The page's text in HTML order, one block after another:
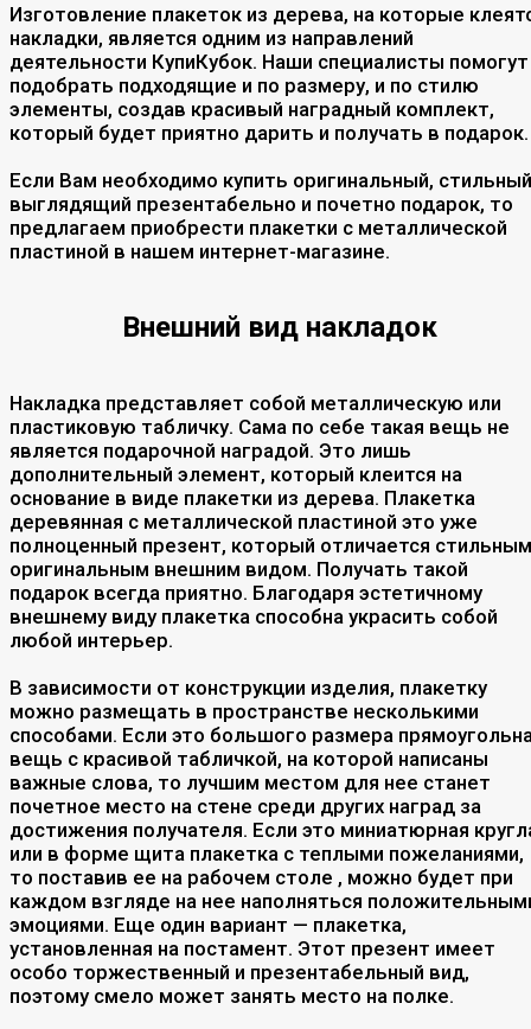
Изготовление плакеток из дерева, на которые
накладки, является одним из направлений
деятельности КупиКубок. Наши специалисты помогут
подобрать подходящие и по размеру, и по стилю
элементы, создав красивый наградный комплект,
который будет приятно дарить и получать в подарок.
Если Вам необходимо купить оригинальный,
выглядящий презентабельно и почетно подарок, то
предлагаем приобрести плакетки с металлической
пластиной в нашем интернет-магазине.
Внешний вид накладок
Накладка представляет собой металлическую или
пластиковую табличку. Сама по себе такая вещь не
является подарочной наградой. Это лишь
дополнительный элемент, который клеится на
основание в виде плакетки из дерева. Плакетка
деревянная с металлической пластиной это уже
полноценный презент, который отличается
оригинальным внешним видом. Получать такой
подарок всегда приятно. Благодаря эстетичному
внешнему виду плакетка способна украсить собой
любой интерьер.
В зависимости от конструкции изделия, плакетку
можно размещать в пространстве несколькими
способами. Если это большого размера
вещь с красивой табличкой, на которой написаны
важные слова, то лучшим местом для нее станет
почетное место на стене среди других наград за
достижения получателя. Если это миниатюрная
или в форме щита плакетка с теплыми пожеланиями,
то поставив ее на рабочем столе , можно будет при
каждом взгляде на нее наполняться
эмоциями. Еще один вариант — плакетка,
установленная на постамент. Этот презент имеет
особо торжественный и презентабельный вид,
поэтому смело может занять место на полке.